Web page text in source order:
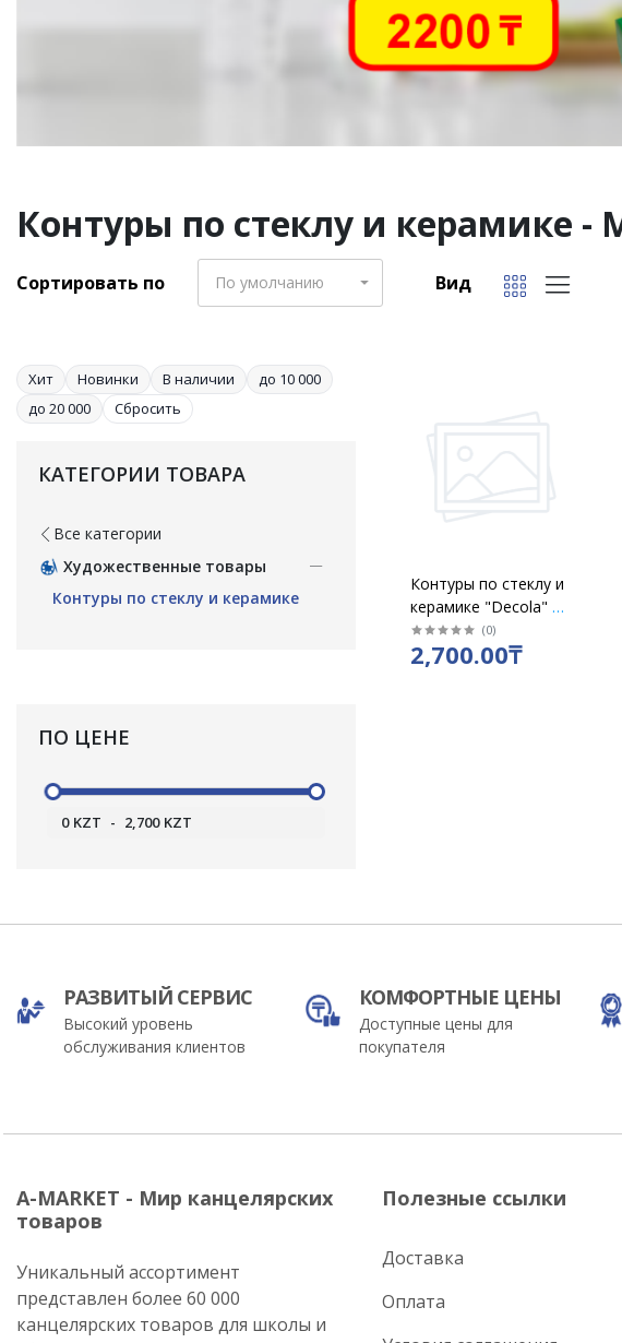
Контуры по стеклу и керамике -
Сортировать по По умолчанию Вид
Хит Новинки В наличии
до 10 000
до 20 000
Сбросить
КАТЕГОРИИ ТОВАРА
Все категории
Художественные товары
Контуры по стеклу и керамике
ПО ЦЕНЕ
0 KZT - 2,700 KZT
Контуры по стеклу и
керамике "Decola" в
тюбиках по 18 мл 3
цвета /черный,
(0)
2,700.00₸
РАЗВИТЫЙ СЕРВИС
Высокий уровень
обслуживания клиентов
КОМФОРТНЫЕ ЦЕНЫ
Доступные цены для
покупателя
A-MARKET - Мир канцелярских
товаров
Уникальный ассортимент
представлен более 60 000
канцелярских товаров для школы и
Полезные ссылки
Доставка
Оплата